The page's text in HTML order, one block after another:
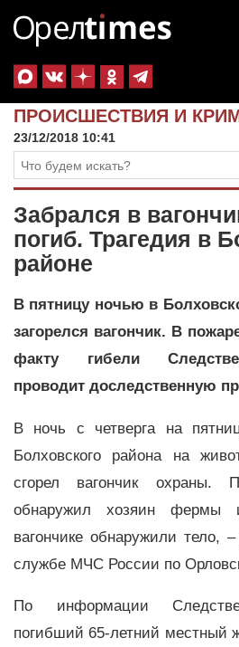
ПРОИСШЕСТВИЯ И
23/12/2018 10:41
Забрался в
погиб. Трагедия в
районе
В пятницу ночью в
загорелся вагончик. В
факту гибели
проводит доследственную
В ночь с четверга на
Болховского района на
сгорел вагончик охраны.
обнаружил хозяин
вагончике обнаружили тело,
службе МЧС России по
По информации
погибший 65-летний местный